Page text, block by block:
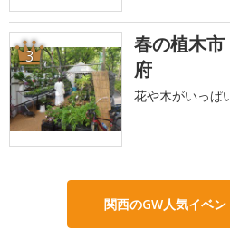
3
春の植木
府
花や木がいっぱ
関西のGW人気イベ